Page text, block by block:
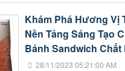
Khám Phá Hương Vị
Nền Tảng Sáng Tạo
Bánh Sandwich
28/11/2023 05:21:00 AM